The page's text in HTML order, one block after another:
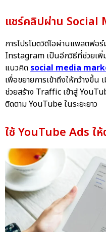
แชร์คลิปผ่าน Social
การโปรโมตวิดีโอผ่านแพลตฟ
Instagram เป็นอีกวิธีที่ช่วยเพิ่
แนวคิดsocial media
เพื่อขยายการเข้าถึงให้กว้างขึ้
ช่วยสร้าง Traffic เข้าสู่
ติดตาม YouTube ในระยะยาว
ใช้ YouTube Ads ใ